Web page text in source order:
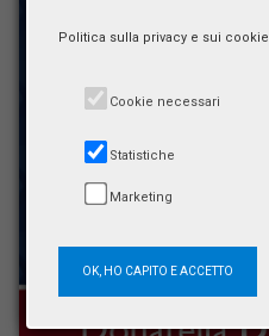
Politica sulla privacy e sui cookie
Cookie necessari
Statistiche
Marketing
OK, HO CAPITO E ACCETTO